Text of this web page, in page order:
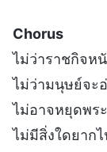
Chorus
ไม่ว่าราชกิจห
ไม่ว่ามนุษย์จะ
ไม่อาจหยุดพร
ไม่มีสิ่งใดยากไ